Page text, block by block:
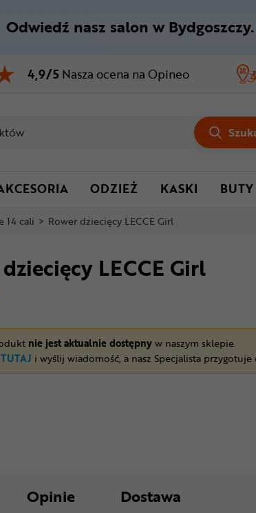
Odwiedź nasz salon w Bydgoszczy.
4,9/5 Nasza ocena na Opineo
ODZIEŻ KASKI BUTY
14 cali > Rower dziecięcy LECCE Girl
LECCE Girl
nie jest aktualnie dostępnyw naszym sklepie.
TUTAJ i wyślij wiadomość, a nasz Specjalista
Opinie Dostawa